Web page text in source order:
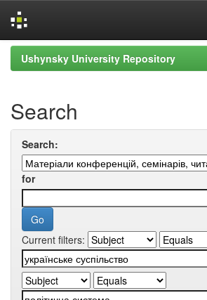
Skip
navigation
Ushynsky University Repository
Search
Search:
for
Current filters: